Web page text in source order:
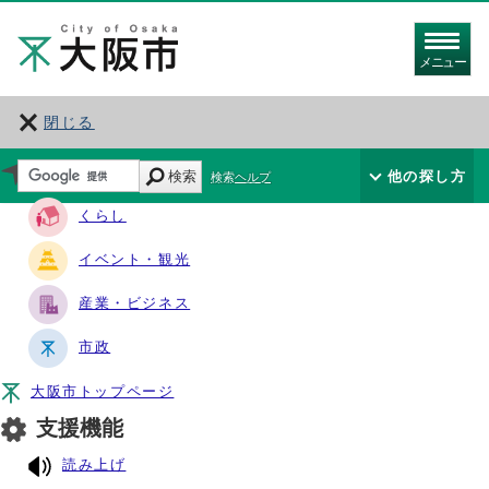
メニュー
閉じる
サイト・ナビ
くらし
イベント・観光
産業・ビジネス
市政
大阪市トップページ
支援機能
読み上げ
検索 検索ヘルプ 他の探し方